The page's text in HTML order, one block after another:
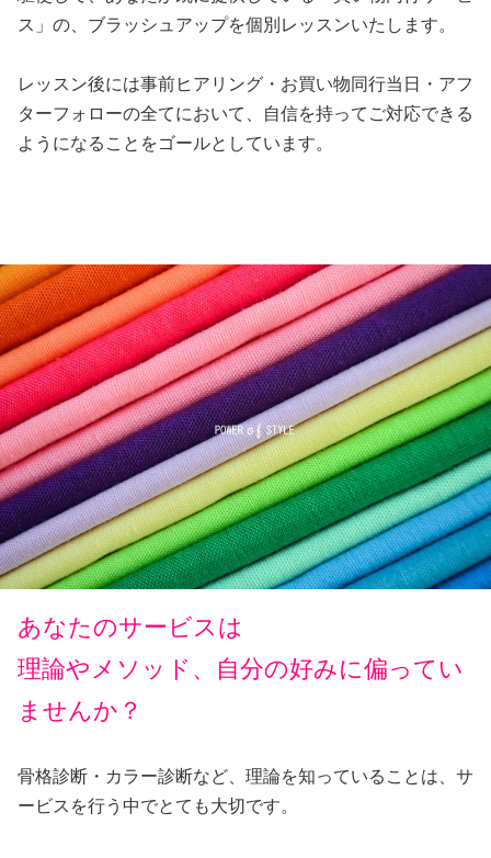
ス」の、ブラッシュアップを個別レッスンいたします。
レッスン後には事前ヒアリング・お買い物同行当日・アフ
ターフォローの全てにおいて、自信を持ってご対応できる
ようになることをゴールとしています。
あなたのサービスは
理論やメソッド、
自分の好みに偏ってい
ませんか？
骨格診断・カラー診断など、理論を知っていることは、サ
ービスを行う中でとても大切です。